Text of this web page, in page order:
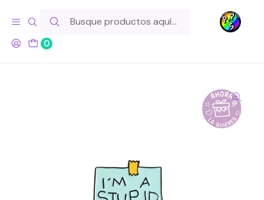
0
Hola! Si tu pedido incluye productos de fabricación propia,
ten en cuenta este tiempo para el despacho
Inicio